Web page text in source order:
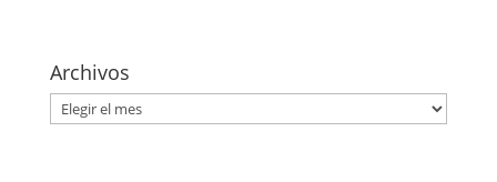
Archivos
Archivos